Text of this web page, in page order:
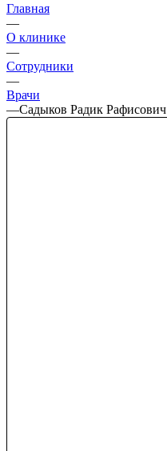
Главная
—
О клинике
—
Сотрудники
—
Врачи
—Садыков Радик Рафисович